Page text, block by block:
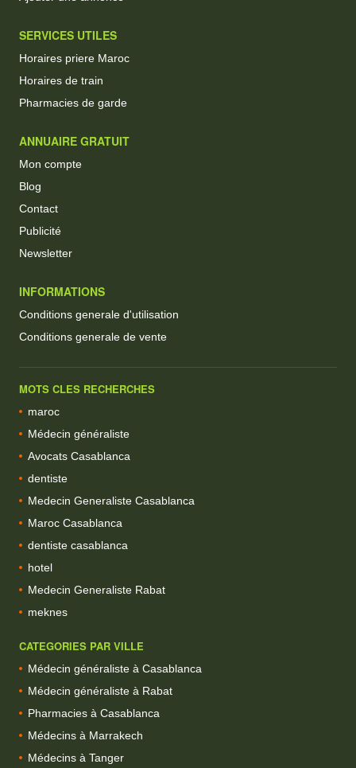
SERVICES UTILES
Horaires priere Maroc
Horaires de train
Pharmacies de garde
ANNUAIRE GRATUIT
Mon compte
Blog
Contact
Publicité
Newsletter
INFORMATIONS
Conditions generale d'utilisation
Conditions generale de vente
MOTS CLES RECHERCHES
maroc
Médecin généraliste
Avocats Casablanca
dentiste
Medecin Generaliste Casablanca
Maroc Casablanca
dentiste casablanca
hotel
Medecin Generaliste Rabat
meknes
CATEGORIES PAR VILLE
Médecin généraliste à Casablanca
Médecin généraliste à Rabat
Pharmacies à Casablanca
Médecins à Marrakech
Médecins à Tanger